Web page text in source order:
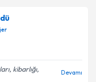
kibarlığı,
Devamı